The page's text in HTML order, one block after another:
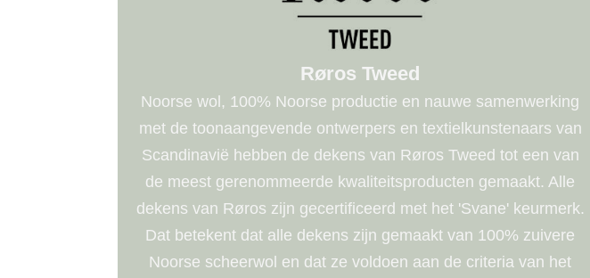
Røros Tweed
Noorse wol, 100% Noorse productie en nauwe samenwerking
met de toonaangevende ontwerpers en textielkunstenaars van
Scandinavië hebben de dekens van Røros Tweed tot een van
de meest gerenommeerde kwaliteitsproducten gemaakt. Alle
dekens van Røros zijn gecertificeerd met het 'Svane' keurmerk.
Dat betekent dat alle dekens zijn gemaakt van 100% zuivere
Noorse scheerwol en dat ze voldoen aan de criteria van het